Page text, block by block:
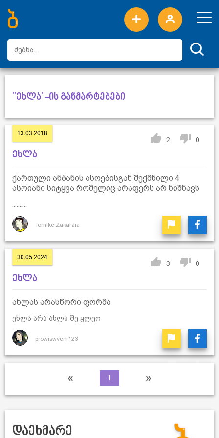
ახალი სიტყვები
ტოპ სიტყვები
დღის ტოპ სიტყვები
ტოპ მომხმარებლები
"ეხლა"-ის განმარტებები
13.03.2018
2 0
ეხლა
ქართული ანბანის ასოებისგან შექმნილი 4
ასოიანი სიტყვა რომელიც არაფერს არ ნიშნავს
Tornike Zakaraia
30.05.2024
3 0
ეხლა
ახლას არასწორი ფორმა
ეხლა არა ახლა შე ყლეო
prowiswveni123
« 1 »
დაეხმარე